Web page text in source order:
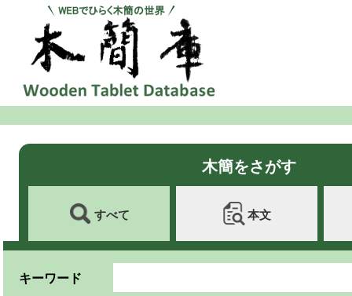
木簡をさがす
すべて 本文
キーワード